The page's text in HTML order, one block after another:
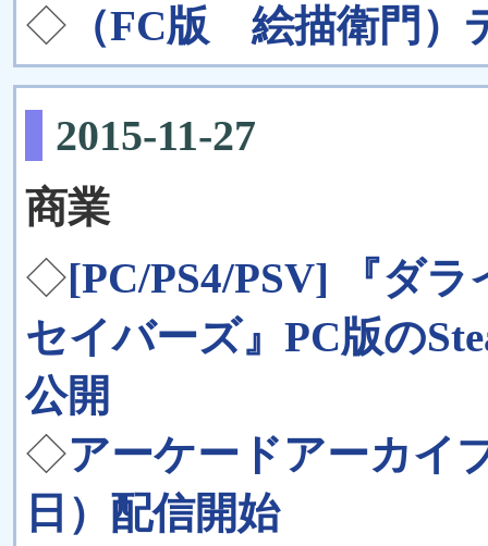
◇ （FC版 絵描衛門）
2015-11-27
商業
◇[PC/PS4/PSV] 『ダ
セイバーズ』PC版の
公開
◇アーケードアーカイ
日）配信開始